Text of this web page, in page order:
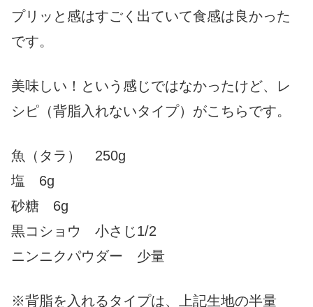
プリッと感はすごく出ていて食感は良かった
です。
美味しい！という感じではなかったけど、レ
シピ（背脂入れないタイプ）がこちらです。
魚（タラ） 250g
塩 6g
砂糖 6g
黒コショウ 小さじ1/2
ニンニクパウダー 少量
※背脂を入れるタイプは、上記生地の半量